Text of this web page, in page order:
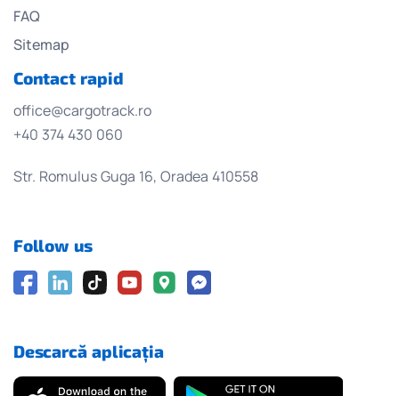
FAQ
Sitemap
Contact rapid
office@cargotrack.ro
+40 374 430 060
Str. Romulus Guga 16, Oradea 410558
Follow us
Descarcă aplicația